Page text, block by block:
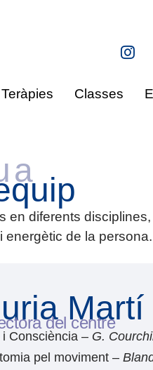
Teràpies Classes
en diferents
energètic de la persona.
Martí
del centre
i Consciència – G.
pel moviment –